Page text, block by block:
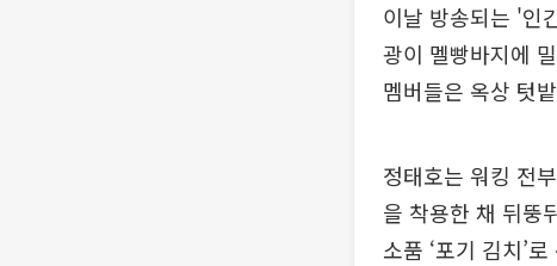
이날 방송되는 '인
광이 멜빵바지에
멤버들은 옥상 텃
정태호는 워킹 전
을 착용한 채 뒤뚱
소품 ‘포기 김치’